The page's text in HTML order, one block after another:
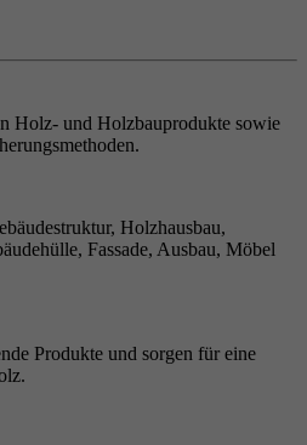
Holz- und Holzbauprodukte sowie
Holzhausbau,
Fassade, Ausbau, Möbel
Produkte und sorgen für eine